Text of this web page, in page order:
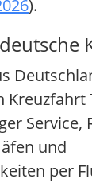
).
Service,
und
per